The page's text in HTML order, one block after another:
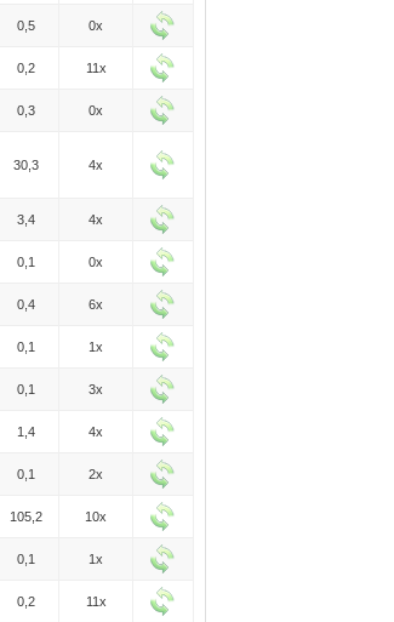
0,5 0x
0,2 11x
0,3 0x
30,3 4x
3,4 4x
0,1 0x
0,4 6x
0,1 1x
0,1 3x
1,4 4x
0,1 2x
105,2 10x
0,1 1x
0,2 11x